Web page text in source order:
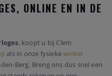
ONLINE EN IN DE
, koopt u bij Clem
als in onze fysiekewinkel
Berg. Breng ons dus snel een